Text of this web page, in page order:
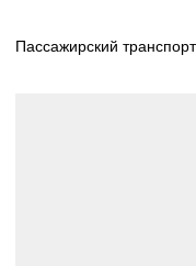
Пассажирский транспорт